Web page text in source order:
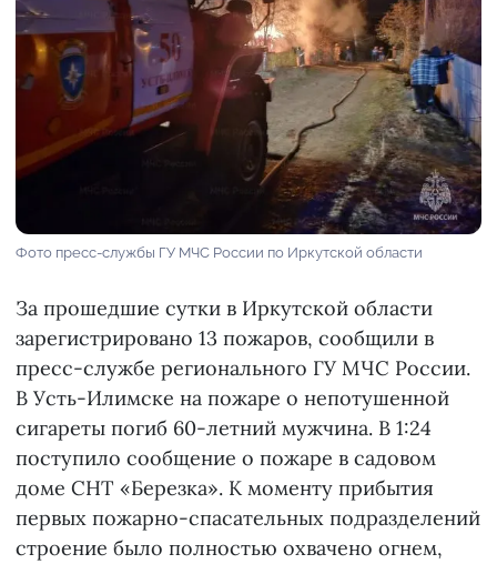
Фото пресс-службы ГУ МЧС России по Иркутской области
За прошедшие сутки в Иркутской области
зарегистрировано 13 пожаров, сообщили в
пресс-службе регионального ГУ МЧС России.
В Усть-Илимске на пожаре о непотушенной
сигареты погиб 60-летний мужчина. В 1:24
поступило сообщение о пожаре в садовом
доме СНТ «Березка». К моменту прибытия
первых пожарно-спасательных подразделений
строение было полностью охвачено огнем,